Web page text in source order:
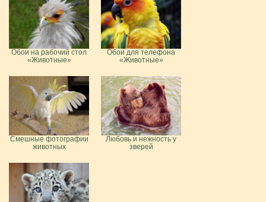
Обои на рабочий стол
«Животные»
Обои для телефона
«Животные»
Смешные фотографии
животных
Любовь и нежность у
зверей